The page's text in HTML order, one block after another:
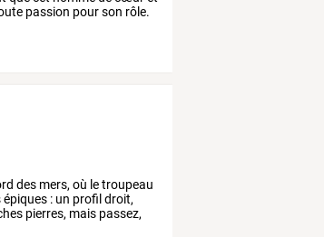
passion pourson rôle.
des mers,où letroupeau
épiques : un profil droit,
pierres, mais passez,